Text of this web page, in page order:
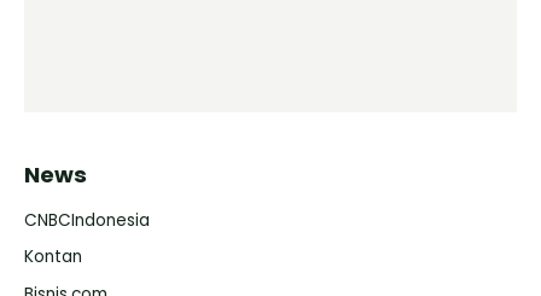
News
CNBCIndonesia
Kontan